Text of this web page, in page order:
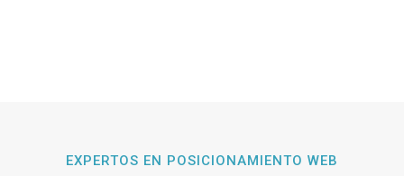
EXPERTOS EN POSICIONAMIENTO WEB